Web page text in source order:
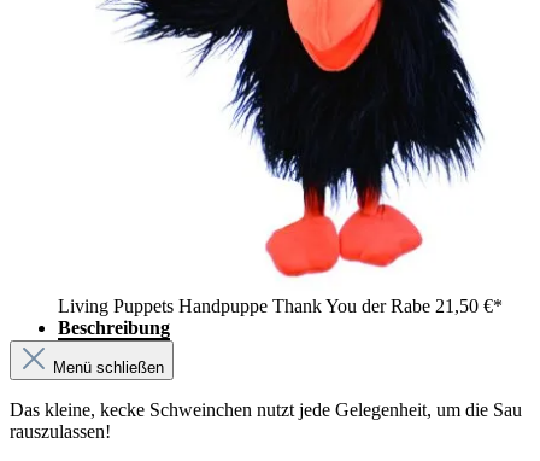
Living Puppets Handpuppe Thank You der Rabe 21,50 €*
Beschreibung
Menü schließen
Das kleine, kecke Schweinchen nutzt jede Gelegenheit, um die Sau
rauszulassen!